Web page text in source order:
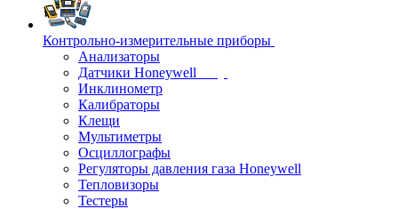
Контрольно-измерительные приборы
Анализаторы
Датчики Honeywell
Инклинометр
Калибраторы
Клещи
Мультиметры
Осциллографы
Регуляторы давления газа Honeywell
Тепловизоры
Тестеры